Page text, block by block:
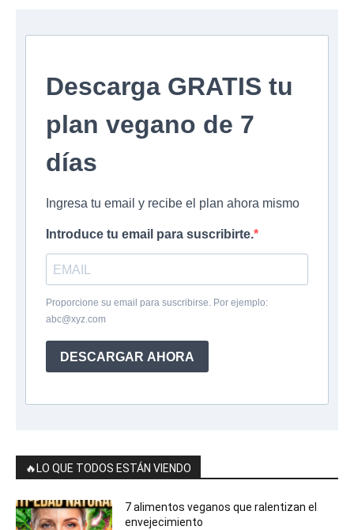
Descarga GRATIS tu
plan vegano de 7
días
Ingresa tu email y recibe el plan ahora mismo
Introduce tu email para suscribirte.
Proporcione su email para suscribirse. Por ejemplo:
abc@xyz.com
DESCARGAR AHORA
🔥LO QUE TODOS ESTÁN VIENDO
7 alimentos veganos que ralentizan el
envejecimiento